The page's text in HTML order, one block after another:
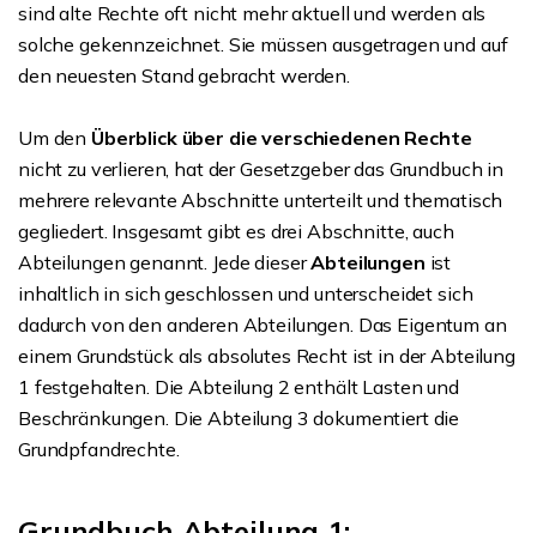
sind alte Rechte oft nicht mehr aktuell und werden als
solche gekennzeichnet. Sie müssen ausgetragen und auf
den neuesten Stand gebracht werden.
Um den Überblick über die verschiedenen Rechte
nicht zu verlieren, hat der Gesetzgeber das Grundbuch in
mehrere relevante Abschnitte unterteilt und thematisch
gegliedert. Insgesamt gibt es drei Abschnitte, auch
Abteilungen genannt. Jede dieserAbteilungen ist
inhaltlich in sich geschlossen und unterscheidet sich
dadurch von den anderen Abteilungen. Das Eigentum an
einem Grundstück als absolutes Recht ist in der Abteilung
1 festgehalten. Die Abteilung 2 enthält Lasten und
Beschränkungen. Die Abteilung 3 dokumentiert die
Grundpfandrechte.